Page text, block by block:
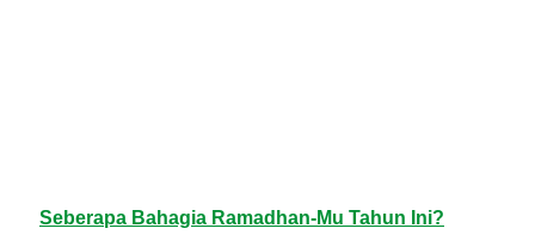
Seberapa Bahagia Ramadhan-Mu Tahun Ini?